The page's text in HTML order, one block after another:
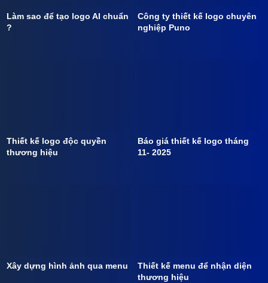
Làm sao để tạo logo AI chuẩn
?
Công ty thiết kế logo chuyên
nghiệp Puno
Thiết kế logo độc quyền
thương hiệu
Báo giá thiết kế logo tháng
11- 2025
Xây dựng hình ảnh qua menu
Thiết kế menu để nhận diện
thương hiệu